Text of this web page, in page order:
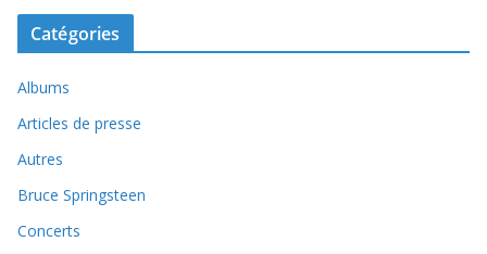
Catégories
Albums
Articles de presse
Autres
Bruce Springsteen
Concerts